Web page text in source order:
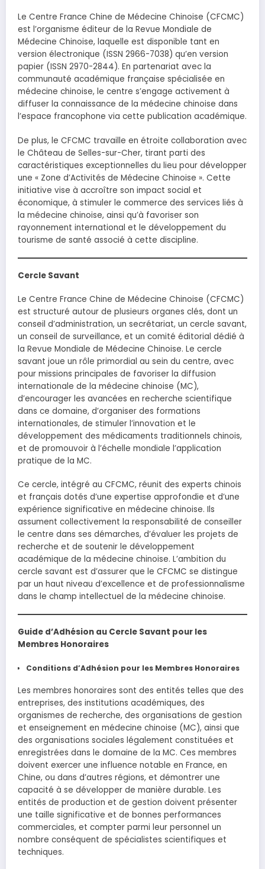
Le Centre France Chine de Médecine Chinoise (CFCMC)
est l’organisme éditeur de la Revue Mondiale de
Médecine Chinoise, laquelle est disponible tant en
version électronique (ISSN 2966-7038) qu’en version
papier (ISSN 2970-2844). En partenariat avec la
communauté académique française spécialisée en
médecine chinoise, le centre s’engage activement à
diffuser la connaissance de la médecine chinoise dans
l’espace francophone via cette publication académique.
De plus, le CFCMC travaille en étroite collaboration avec
le Château de Selles-sur-Cher, tirant parti des
caractéristiques exceptionnelles du lieu pour développer
une « Zone d’Activités de Médecine Chinoise ». Cette
initiative vise à accroître son impact social et
économique, à stimuler le commerce des services liés à
la médecine chinoise, ainsi qu’à favoriser son
rayonnement international et le développement du
tourisme de santé associé à cette discipline.
Cercle Savant
Le Centre France Chine de Médecine Chinoise (CFCMC)
est structuré autour de plusieurs organes clés, dont un
conseil d’administration, un secrétariat, un cercle savant,
un conseil de surveillance, et un comité éditorial dédié à
la Revue Mondiale de Médecine Chinoise. Le cercle
savant joue un rôle primordial au sein du centre, avec
pour missions principales de favoriser la diffusion
internationale de la médecine chinoise (MC),
d’encourager les avancées en recherche scientifique
dans ce domaine, d’organiser des formations
internationales, de stimuler l’innovation et le
développement des médicaments traditionnels chinois,
et de promouvoir à l’échelle mondiale l’application
pratique de la MC.
Ce cercle, intégré au CFCMC, réunit des experts chinois
et français dotés d’une expertise approfondie et d’une
expérience significative en médecine chinoise. Ils
assument collectivement la responsabilité de conseiller
le centre dans ses démarches, d’évaluer les projets de
recherche et de soutenir le développement
académique de la médecine chinoise. L’ambition du
cercle savant est d’assurer que le CFCMC se distingue
par un haut niveau d’excellence et de professionnalisme
dans le champ intellectuel de la médecine chinoise.
Guide d’Adhésion au Cercle Savant pour les
Membres Honoraires
Conditions d’Adhésion pour les Membres Honoraires
Les membres honoraires sont des entités telles que des
entreprises, des institutions académiques, des
organismes de recherche, des organisations de gestion
et enseignement en médecine chinoise (MC), ainsi que
des organisations sociales légalement constituées et
enregistrées dans le domaine de la MC. Ces membres
doivent exercer une influence notable en France, en
Chine, ou dans d’autres régions, et démontrer une
capacité à se développer de manière durable. Les
entités de production et de gestion doivent présenter
une taille significative et de bonnes performances
commerciales, et compter parmi leur personnel un
nombre conséquent de spécialistes scientifiques et
techniques.